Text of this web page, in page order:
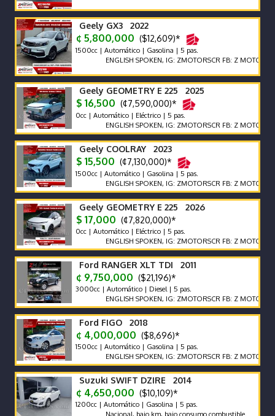
Geely GX3 2022
¢ 5,800,000 ($12,609)*
1500cc | Automático | Gasolina | 5 pas.
ENGLISH SPOKEN, IG: ZMOTORSCR FB: Z MOTORS.
Geely GEOMETRY E 225 2025
$ 16,500 (¢7,590,000)*
0cc | Automático | Eléctrico | 5 pas.
ENGLISH SPOKEN, IG: ZMOTORSCR FB: Z MOTORS.
Geely COOLRAY 2023
$ 15,500 (¢7,130,000)*
1500cc | Automático | Gasolina | 5 pas.
ENGLISH SPOKEN, IG: ZMOTORSCR FB: Z MOTORS.
Geely GEOMETRY E 225 2026
$ 17,000 (¢7,820,000)*
0cc | Automático | Eléctrico | 5 pas.
ENGLISH SPOKEN, IG: ZMOTORSCR FB: Z MOTORS.
Ford RANGER XLT TDI 2011
¢ 9,750,000 ($21,196)*
3000cc | Automático | Diesel | 5 pas.
ENGLISH SPOKEN, IG: ZMOTORSCR FB: Z MOTORS.
Ford FIGO 2018
¢ 4,000,000 ($8,696)*
1500cc | Automático | Gasolina | 5 pas.
ENGLISH SPOKEN, IG: ZMOTORSCR FB: Z MOTORS.
Suzuki SWIFT DZIRE 2014
¢ 4,650,000 ($10,109)*
1200cc | Automático | Gasolina | 5 pas.
Nacional, bajo km, bajo consumo combustible.